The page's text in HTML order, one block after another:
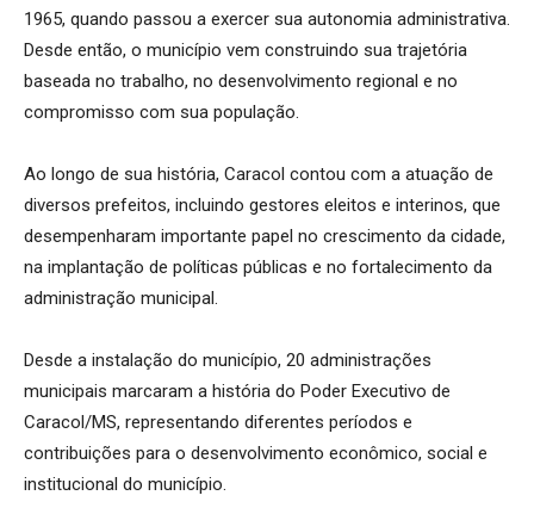
1965, quando passou a exercer sua autonomia administrativa.
Desde então, o município vem construindo sua trajetória
baseada no trabalho, no desenvolvimento regional e no
compromisso com sua população.
Ao longo de sua história, Caracol contou com a atuação de
diversos prefeitos, incluindo gestores eleitos e interinos, que
desempenharam importante papel no crescimento da cidade,
na implantação de políticas públicas e no fortalecimento da
administração municipal.
Desde a instalação do município, 20 administrações
municipais marcaram a história do Poder Executivo de
Caracol/MS, representando diferentes períodos e
contribuições para o desenvolvimento econômico, social e
institucional do município.